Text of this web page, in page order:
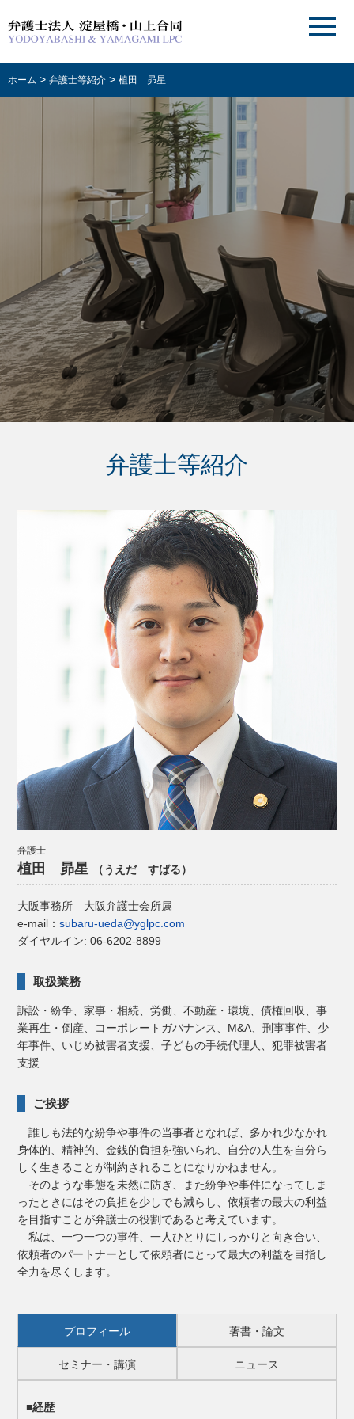
ホーム > 弁護士等紹介 > 植田 昴星
弁護士等紹介
弁護士
植田 昴星 （うえだ すばる）
大阪事務所 大阪弁護士会所属
e-mail：subaru-ueda@yglpc.com
ダイヤルイン: 06-6202-8899
取扱業務
訴訟・紛争、家事・相続、労働、不動産・環境、債権回収、事
業再生・倒産、コーポレートガバナンス、M&A、刑事事件、少
年事件、いじめ被害者支援、子どもの手続代理人、犯罪被害者
支援
ご挨拶
誰しも法的な紛争や事件の当事者となれば、多かれ少なかれ
身体的、精神的、金銭的負担を強いられ、自分の人生を自分ら
しく生きることが制約されることになりかねません。
そのような事態を未然に防ぎ、また紛争や事件になってしま
ったときにはその負担を少しでも減らし、依頼者の最大の利益
を目指すことが弁護士の役割であると考えています。
私は、一つ一つの事件、一人ひとりにしっかりと向き合い、
依頼者のパートナーとして依頼者にとって最大の利益を目指し
全力を尽くします。
プロフィール 著書・論文
セミナー・講演 ニュース
■経歴